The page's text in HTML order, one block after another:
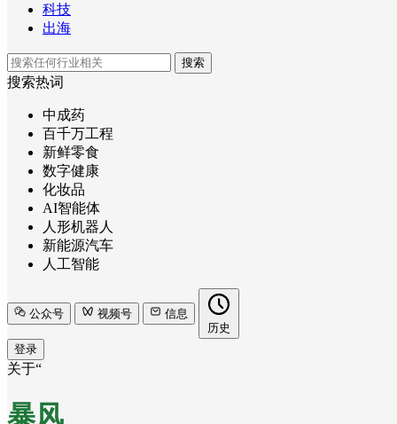
科技
出海
搜索
搜索热词
中成药
百千万工程
新鲜零食
数字健康
化妆品
AI智能体
人形机器人
新能源汽车
人工智能
公众号 视频号
信息
历史
登录
关于“
暴风